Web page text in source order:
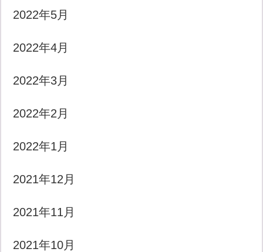
2022年5月
2022年4月
2022年3月
2022年2月
2022年1月
2021年12月
2021年11月
2021年10月